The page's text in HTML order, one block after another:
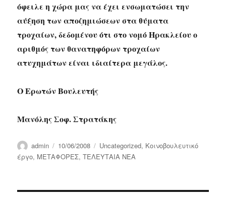
όφειλε η χώρα μας να έχει ενσωματώσει την
αύξηση των αποζημιώσεων στα θύματα
τροχαίων, δεδομένου ότι στο νομό Ηρακλείου ο
αριθμός των θανατηφόρων τροχαίων
ατυχημάτων είναι ιδιαίτερα μεγάλος.
Ο Ερωτών Βουλευτής
Μανόλης Σοφ. Στρατάκης
Author
admin
Posted
on
10/06/2008 Categories
Uncategorized, Κοινοβουλευτικό
έργο, ΜΕΤΑΦΟΡΕΣ,ΤΕΛΕΥΤΑΙΑ ΝΕΑ